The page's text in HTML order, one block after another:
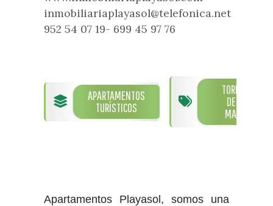
Oficinas de Turismo
Atención al extranjero
Historia
Historia del municipio
Personajes Ilustres
Visitas
Fiestas y eventos
Semana Santa de Vélez-
Málaga
Galería fotográfica de eventos
Guías turísticas
Encuestas
inmobiliariaplayasol@telefonica.net
952 54 07 19- 699 45 97 76
APARTAMENTOS
TURÍSTICOS
TORRE
DEL
MAR
Apartamentos Playasol, somos una